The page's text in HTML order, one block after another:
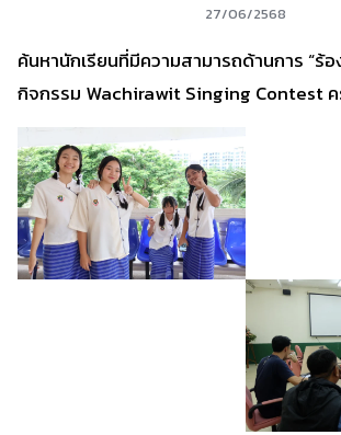
27/06/2568
ค้นหานักเรียนที่มีความสามารถด้านการ “ร้อ
กิจกรรม Wachirawit Singing Contest ค